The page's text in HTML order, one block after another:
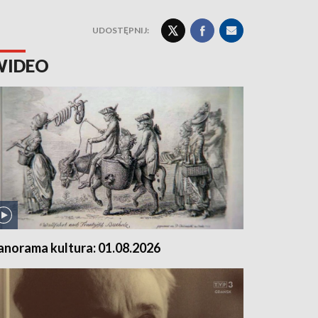
UDOSTĘPNIJ:
kultura: 01.08.2026